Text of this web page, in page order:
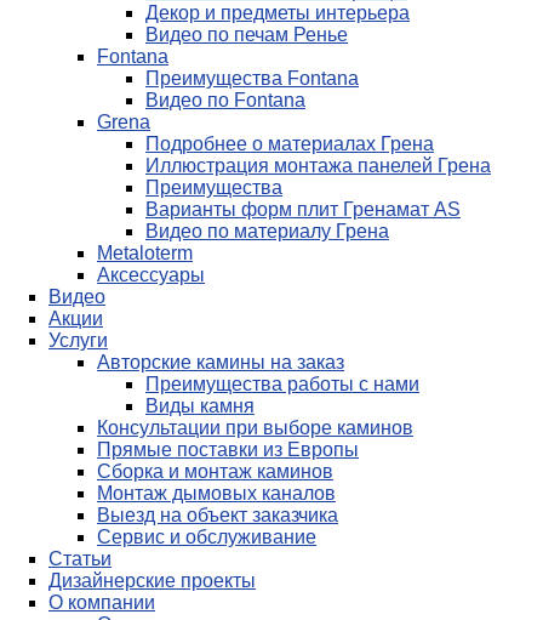
Декор и предметы интерьера
Видео по печам Ренье
Fontana
Преимущества Fontana
Видео по Fontana
Grena
Подробнее о материалах Грена
Иллюстрация монтажа панелей Грена
Преимущества
Варианты форм плит Гренамат AS
Видео по материалу Грена
Metaloterm
Аксессуары
Видео
Акции
Услуги
Авторские камины на заказ
Преимущества работы с нами
Виды камня
Консультации при выборе каминов
Прямые поставки из Европы
Сборка и монтаж каминов
Монтаж дымовых каналов
Выезд на объект заказчика
Сервис и обслуживание
Статьи
Дизайнерские проекты
О компании